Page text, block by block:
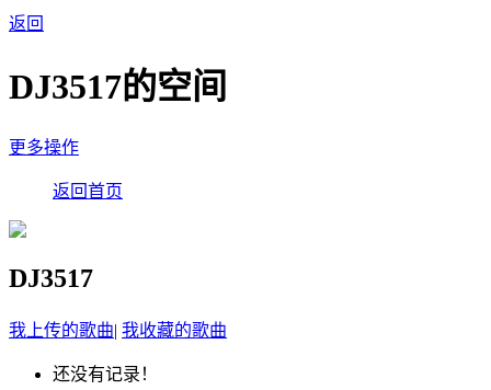
返回
DJ3517的空间
更多操作
返回首页
DJ3517
我上传的歌曲| 我收藏的歌曲
还没有记录！